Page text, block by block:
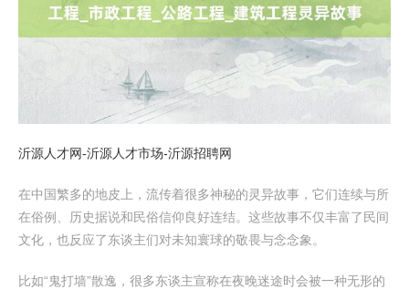
沂源人才网-沂源人才市场-沂源招聘网
在中国繁多的地皮上，流传着很多神秘的灵异故事，它们连续与所
在俗例、历史据说和民俗信仰良好连结。这些故事不仅丰富了民间
文化，也反应了东谈主们对未知寰球的敬畏与念念象。
比如“鬼打墙”散逸，很多东谈主宣称在夜晚迷途时会被一种无形的